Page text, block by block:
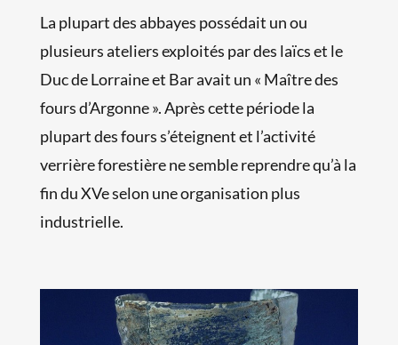
La plupart des abbayes possédait un ou
plusieurs ateliers exploités par des laïcs et le
Duc de Lorraine et Bar avait un « Maître des
fours d’Argonne ». Après cette période la
plupart des fours s’éteignent et l’activité
verrière forestière ne semble reprendre qu’à la
fin du XVe selon une organisation plus
industrielle.